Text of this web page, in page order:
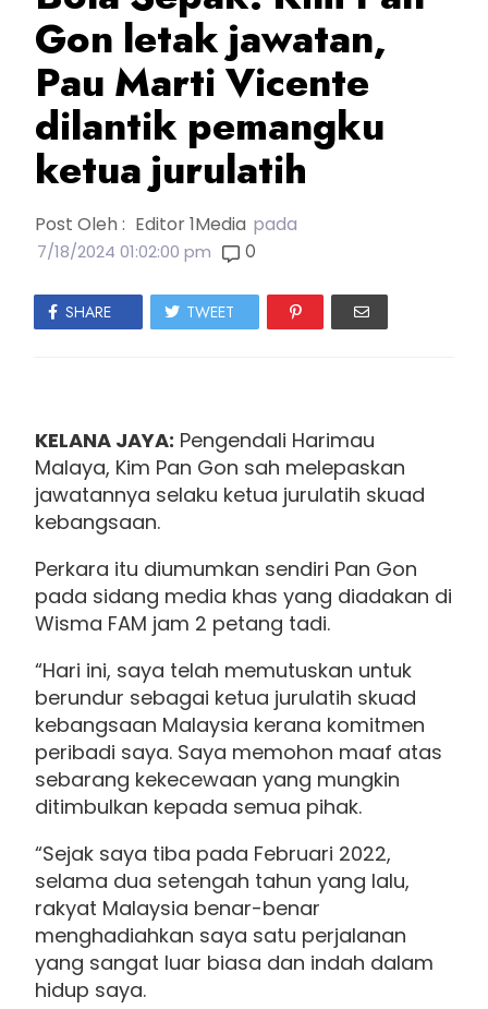
Gon letak jawatan,
Pau Marti Vicente
dilantik pemangku
ketua jurulatih
Post Oleh : Editor 1Media pada
7/18/2024 01:02:00 pm 0
SHARE TWEET
KELANA JAYA: Pengendali Harimau
Malaya, Kim Pan Gon sah melepaskan
jawatannya selaku ketua jurulatih skuad
kebangsaan.
Perkara itu diumumkan sendiri Pan Gon
pada sidang media khas yang diadakan di
Wisma FAM jam 2 petang tadi.
“Hari ini, saya telah memutuskan untuk
berundur sebagai ketua jurulatih skuad
kebangsaan Malaysia kerana komitmen
peribadi saya. Saya memohon maaf atas
sebarang kekecewaan yang mungkin
ditimbulkan kepada semua pihak.
“Sejak saya tiba pada Februari 2022,
selama dua setengah tahun yang lalu,
rakyat Malaysia benar-benar
menghadiahkan saya satu perjalanan
yang sangat luar biasa dan indah dalam
hidup saya.